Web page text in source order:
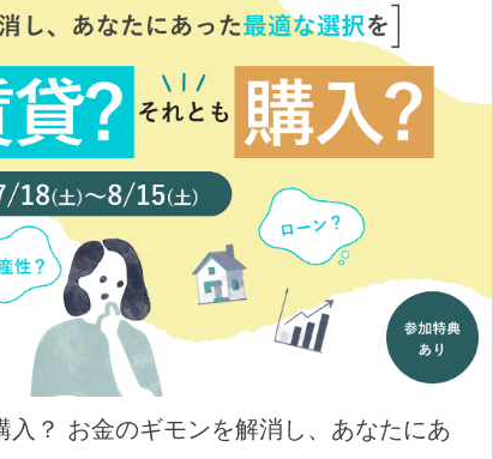
入？ お金のギモンを解消し、あなたにあ